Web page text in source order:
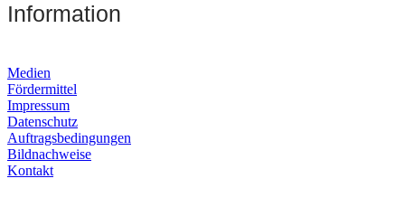
Information
Medien
Fördermittel
Impressum
Datenschutz
Auftragsbedingungen
Bildnachweise
Kontakt